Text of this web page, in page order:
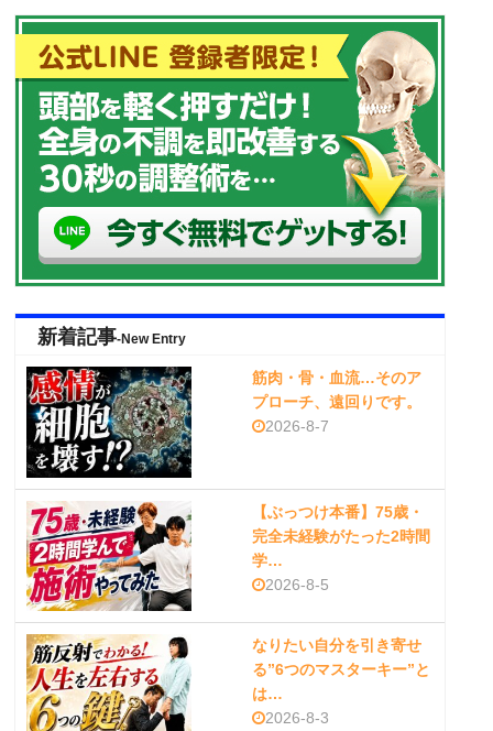
新着記事-New Entry
筋肉・骨・血流…そのア
プローチ、遠回りです。
2026-8-7
【ぶっつけ本番】75歳・
完全未経験がたった2時間
学…
2026-8-5
なりたい自分を引き寄せ
る”6つのマスターキー”と
は…
2026-8-3